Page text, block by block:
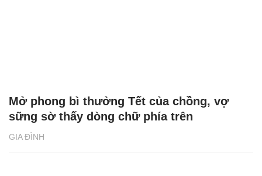
GIA ĐÌNH
Mở phong bì thưởng Tết của chồng, vợ
sững sờ thấy dòng chữ phía trên